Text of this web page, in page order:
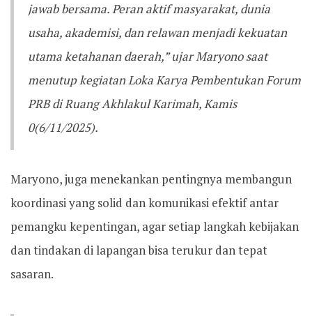
jawab bersama. Peran aktif masyarakat, dunia
usaha, akademisi, dan relawan menjadi kekuatan
utama ketahanan daerah,” ujar Maryono saat
menutup kegiatan Loka Karya Pembentukan Forum
PRB di Ruang Akhlakul Karimah, Kamis
0(6/11/2025).
Maryono, juga menekankan pentingnya membangun
koordinasi yang solid dan komunikasi efektif antar
pemangku kepentingan, agar setiap langkah kebijakan
dan tindakan di lapangan bisa terukur dan tepat
sasaran.